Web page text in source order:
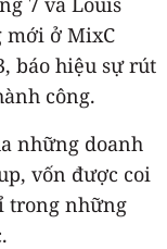
mới ở MixC
báo hiệu sự rút
công.
những doanh
vốn được coi
trong những